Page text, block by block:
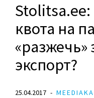
квота на
«разжечь»
экспорт?
25.04.2017